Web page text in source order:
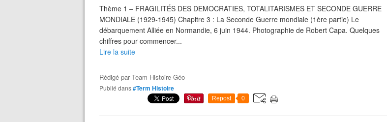
Thème 1 – FRAGILITÉS DES DEMOCRATIES, TOTALITARISMES ET SECONDE GUERRE
MONDIALE (1929-1945) Chapitre 3 : La Seconde Guerre mondiale (1ère partie) Le
débarquement Alliée en Normandie, 6 juin 1944. Photographie de Robert Capa. Quelques
chiffres pour commencer...
Lire la suite
Rédigé parTeam Histoire-Géo
Publié dans#Term Histoire
Repost 0